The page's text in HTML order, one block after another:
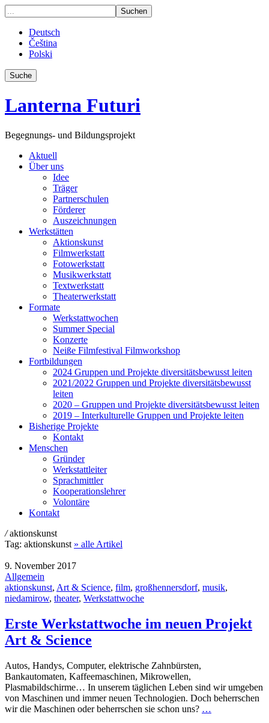
Deutsch
Čeština
Polski
Suche
Lanterna Futuri
Begegnungs- und Bildungsprojekt
Aktuell
Über uns
Idee
Träger
Partnerschulen
Förderer
Auszeichnungen
Werkstätten
Aktionskunst
Filmwerkstatt
Fotowerkstatt
Musikwerkstatt
Textwerkstatt
Theaterwerkstatt
Formate
Werkstattwochen
Summer Special
Konzerte
Neiße Filmfestival Filmworkshop
Fortbildungen
2024 Gruppen und Projekte diversitätsbewusst leiten
2021/2022 Gruppen und Projekte diversitätsbewusst
leiten
2020 – Gruppen und Projekte diversitätsbewusst leiten
2019 – Interkulturelle Gruppen und Projekte leiten
Bisherige Projekte
Kontakt
Menschen
Gründer
Werkstattleiter
Sprachmittler
Kooperationslehrer
Volontäre
Kontakt
/ aktionskunst
Tag: aktionskunst » alle Artikel
9. November 2017
Allgemein
aktionskunst, Art & Science, film, großhennersdorf, musik,
niedamirow, theater, Werkstattwoche
Erste Werkstattwoche im neuen Projekt
Art & Science
Autos, Handys, Computer, elektrische Zahnbürsten,
Bankautomaten, Kaffeemaschinen, Mikrowellen,
Plasmabildschirme… In unserem täglichen Leben sind wir umgeben
von Maschinen und immer neuen Technologien. Doch beherrschen
wir die Maschinen oder beherrschen sie schon uns? …